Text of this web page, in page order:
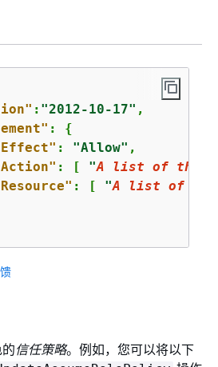
: "2012-10-17" ,
: {
: "Allow" ,
: [ "A list of the
: [ "A list of the
信任策略。例如，您可以将以下